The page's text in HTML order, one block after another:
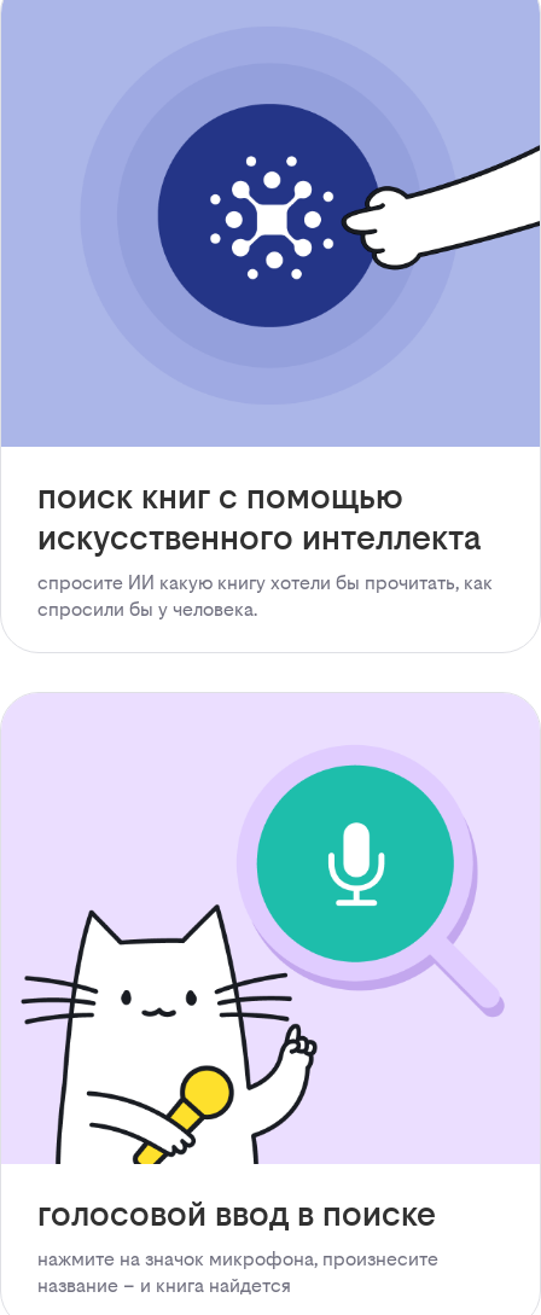
поиск книг с помощью
искусственного интеллекта
спросите ИИ какую книгу хотели бы прочитать, как
спросили бы у человека.
голосовой ввод в поиске
нажмите на значок микрофона, произнесите
название – и книга найдется